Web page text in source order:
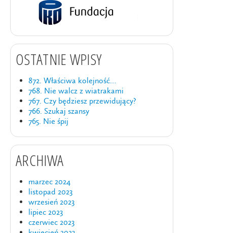
OSTATNIE WPISY
872. Właściwa kolejność…
768. Nie walcz z wiatrakami
767. Czy będziesz przewidujący?
766. Szukaj szansy
765. Nie śpij
ARCHIWA
marzec 2024
listopad 2023
wrzesień 2023
lipiec 2023
czerwiec 2023